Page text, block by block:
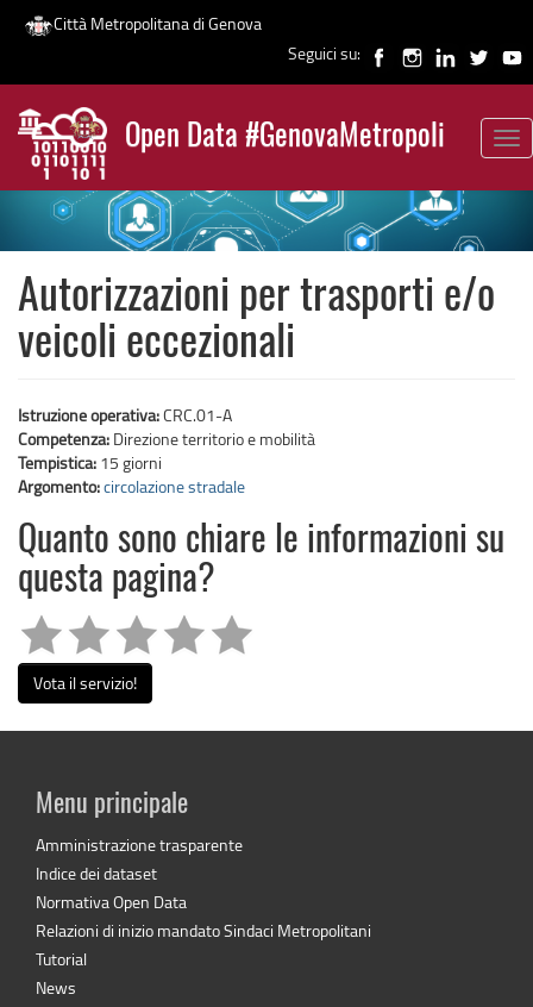
Salta
contenuto
principale
Città Metropolitana di Genova
Seguici su:
Open Data #GenovaMetropoli
News
Autorizzazioni per trasporti e/o
veicoli eccezionali
Istruzione operativa:CRC.01-A
Competenza: Direzione territorio e mobilità
Tempistica: 15 giorni
Argomento:circolazione stradale
Quanto sono chiare le informazioni su
questa pagina?
Vota il servizio!
Menu principale
Amministrazione trasparente
Indice dei dataset
Normativa Open Data
Relazioni di inizio mandato Sindaci Metropolitani
Tutorial
News